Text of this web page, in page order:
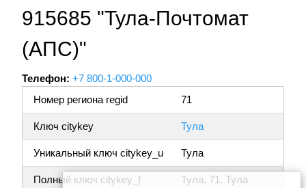
915685 "Тула-Почтомат
(АПС)"
Телефон: +7 800-1-000-000
Номер региона regid
71
Ключ citykey Тула
Уникальный ключ citykey_u Тула
Полный ключ citykey_f Тула, 71, Тула